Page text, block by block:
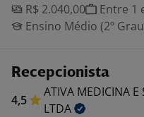
R$ 2.040,00
Entre 1
Ensino Médio (2º
Recepcionista
4,5
ATIVA MEDICINA E
LTDA